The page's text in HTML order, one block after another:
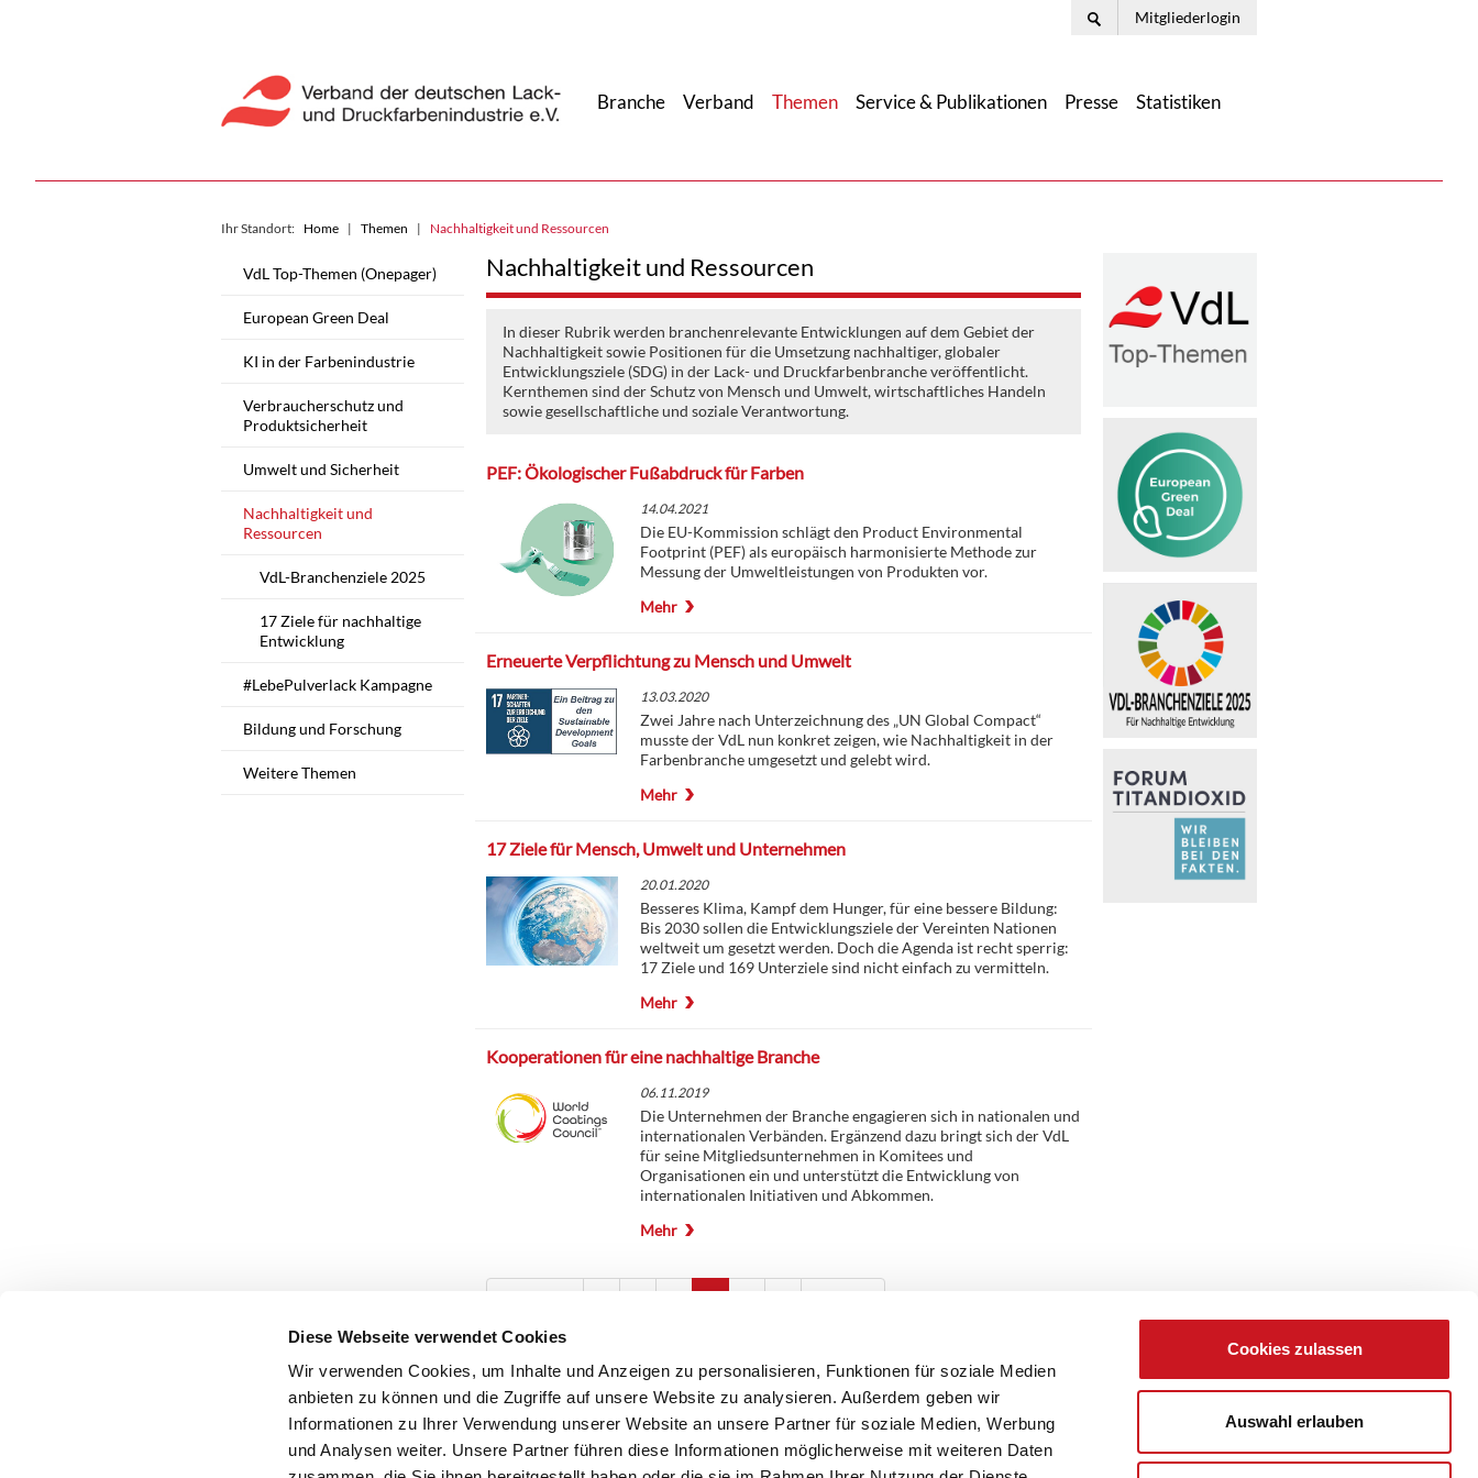
Diese Webseite verwendet Cookies
Wir verwenden Cookies, um Inhalte und Anzeigen zu personalisieren, Funktionen für soziale Medien
anbieten zu können und die Zugriffe auf unsere Website zu analysieren. Außerdem geben wir
Informationen zu Ihrer Verwendung unserer Website an unsere Partner für soziale Medien, Werbung
und Analysen weiter. Unsere Partner führen diese Informationen möglicherweise mit weiteren Daten
Cookies zulassen
Auswahl erlauben
Mitgliederlogin
Branche Verband Themen Service & Publikationen Presse Statistiken
Ihr Standort: Home Themen Nachhaltigkeit und Ressourcen
VdL Top-Themen (Onepager)
European Green Deal
KI in der Farbenindustrie
Verbraucherschutz und
Produktsicherheit
Umwelt und Sicherheit
Nachhaltigkeit und
Ressourcen
VdL-Branchenziele 2025
17 Ziele für nachhaltige
Entwicklung
#LebePulverlack Kampagne
Bildung und Forschung
Weitere Themen
Nachhaltigkeit und Ressourcen
In dieser Rubrik werden branchenrelevante Entwicklungen auf dem Gebiet der
Nachhaltigkeit sowie Positionen für die Umsetzung nachhaltiger, globaler
Entwicklungsziele (SDG) in der Lack- und Druckfarbenbranche veröffentlicht.
Kernthemen sind der Schutz von Mensch und Umwelt, wirtschaftliches Handeln
sowie gesellschaftliche und soziale Verantwortung.
PEF: Ökologischer Fußabdruck für Farben
14.04.2021
Die EU-Kommission schlägt den Product Environmental
Footprint (PEF) als europäisch harmonisierte Methode zur
Messung der Umweltleistungen von Produkten vor.
Mehr
Erneuerte Verpflichtung zu Mensch und Umwelt
13.03.2020
Zwei Jahre nach Unterzeichnung des „UN Global Compact“
musste der VdL nun konkret zeigen, wie Nachhaltigkeit in der
Farbenbranche umgesetzt und gelebt wird.
Mehr
17 Ziele für Mensch, Umwelt und Unternehmen
20.01.2020
Besseres Klima, Kampf dem Hunger, für eine bessere Bildung:
Bis 2030 sollen die Entwicklungsziele der Vereinten Nationen
weltweit um gesetzt werden. Doch die Agenda ist recht sperrig:
17 Ziele und 169 Unterziele sind nicht einfach zu vermitteln.
Mehr
Kooperationen für eine nachhaltige Branche
06.11.2019
Die Unternehmen der Branche engagieren sich in nationalen und
internationalen Verbänden. Ergänzend dazu bringt sich der VdL
für seine Mitgliedsunternehmen in Komitees und
Organisationen ein und unterstützt die Entwicklung von
internationalen Initiativen und Abkommen.
Mehr
4